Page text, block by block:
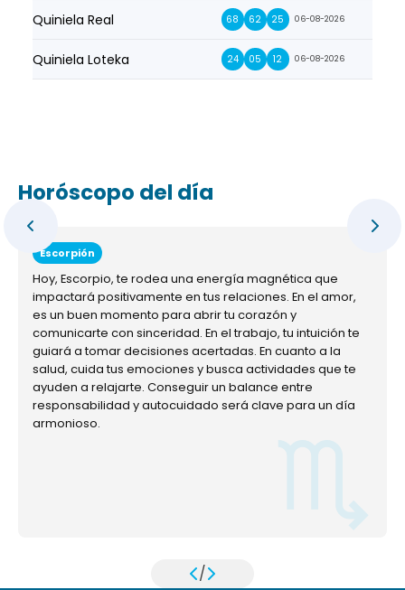
Quiniela Real 68 62 25 06-08-2026
Quiniela Loteka 24 05 12 06-08-2026
Horóscopo del día
Escorpión
Hoy, Escorpio, te rodea una energía magnética que
impactará positivamente en tus relaciones. En el amor,
es un buen momento para abrir tu corazón y
comunicarte con sinceridad. En el trabajo, tu intuición te
guiará a tomar decisiones acertadas. En cuanto a la
salud, cuida tus emociones y busca actividades que te
ayuden a relajarte. Conseguir un balance entre
responsabilidad y autocuidado será clave para un día
armonioso.
/